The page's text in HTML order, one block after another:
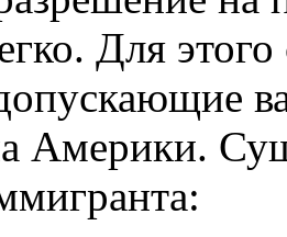
Для этого
Америки.